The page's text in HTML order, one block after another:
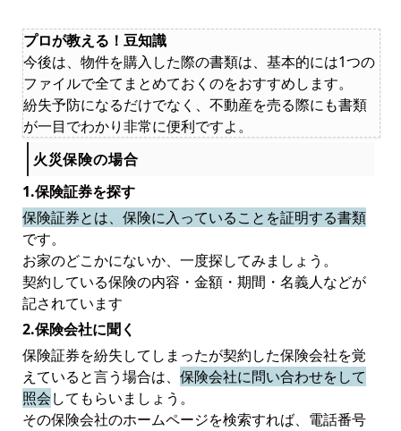
プロが教える！豆知識
今後は、物件を購入した際の書類は、基本的には1つの
ファイルで全てまとめておくのをおすすめします。
紛失予防になるだけでなく、不動産を売る際にも書類
が一目でわかり非常に便利ですよ。
火災保険の場合
1.保険証券を探す
保険証券とは、保険に入っていることを証明する書類
です。
お家のどこかにないか、一度探してみましょう。
契約している保険の内容・金額・期間・名義人などが
記されています
2.保険会社に聞く
保険証券を紛失してしまったが契約した保険会社を覚
えていると言う場合は、 保険会社に問い合わせをして
照会してもらいましょう。
その保険会社のホームページを検索すれば、電話番号